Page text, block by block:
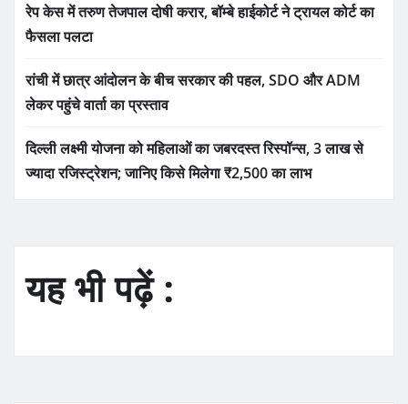
रेप केस में तरुण तेजपाल दोषी करार, बॉम्बे हाईकोर्ट ने ट्रायल कोर्ट का
फैसला पलटा
रांची में छात्र आंदोलन के बीच सरकार की पहल, SDO और ADM
लेकर पहुंचे वार्ता का प्रस्ताव
दिल्ली लक्ष्मी योजना को महिलाओं का जबरदस्त रिस्पॉन्स, 3 लाख से
ज्यादा रजिस्ट्रेशन; जानिए किसे मिलेगा ₹2,500 का लाभ
यह भी पढ़ें :